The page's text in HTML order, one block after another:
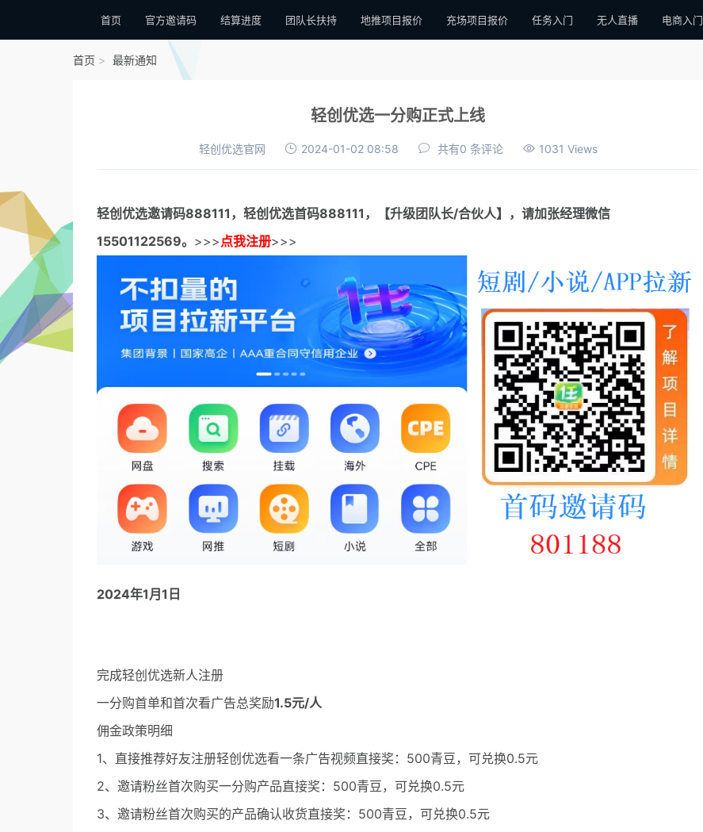
首页 官方邀请码 结算进度 团队长扶持 地推项目报价 充场项目报价 任务入门 无人直播 电商入门
首页 最新通知
轻创优选一分购正式上线
轻创优选官网 2024-01-02 08:58 共有0 条评论 1031 Views
轻创优选邀请码888111， 轻创优选首码888111，【升级团队长/合伙人】，请加张经理微信
15501122569。 >>>点我注册>>>
2024年1月1日
完成轻创优选新人注册
一分购首单和首次看广告总奖励1.5元/人
佣金政策明细
1、直接推荐好友注册轻创优选看一条广告视频直接奖：500青豆，可兑换0.5元
2、邀请粉丝首次购买一分购产品直接奖：500青豆，可兑换0.5元
3、邀请粉丝首次购买的产品确认收货直接奖：500青豆，可兑换0.5元